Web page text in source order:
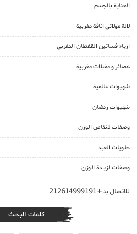
العناية بالجسم
لالة مولاتي اناقة مغربية
ازياء فساتين القفطان المغربي
عصائر و مقبلات مغربية
شهيوات عالمية
شهيوات رمضان
وصفات لانقاص الوزن
حلويات العيد
وصفات لزيادة الوزن
للاتصال بنا+212614999191
كلمات البحث